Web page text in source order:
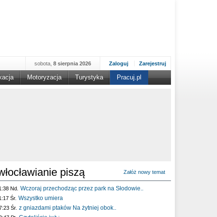
Zaloguj Zarejestruj
sobota, 8 sierpnia 2026
Motoryzacja Turystyka Pracuj.pl
piszą Załóż nowy temat
Nd. Wczoraj przechodząc przez park na Słodowie..
Śr. Wszystko umiera
Śr. z gniazdami ptaków Na żytniej obok..